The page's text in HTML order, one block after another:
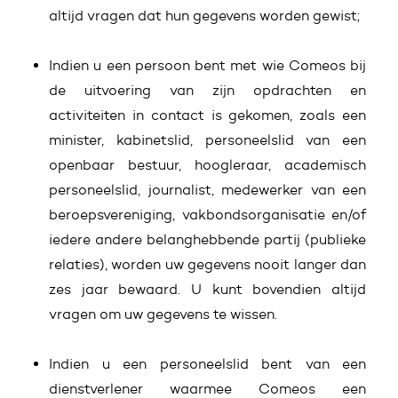
altijd vragen dat hun gegevens worden gewist;
Indien u een persoon bent met wie Comeos bij
de uitvoering van zijn opdrachten en
activiteiten in contact is gekomen, zoals een
minister, kabinetslid, personeelslid van een
openbaar bestuur, hoogleraar, academisch
personeelslid, journalist, medewerker van een
beroepsvereniging, vakbondsorganisatie en/of
iedere andere belanghebbende partij (publieke
relaties), worden uw gegevens nooit langer dan
zes jaar bewaard. U kunt bovendien altijd
vragen om uw gegevens te wissen.
Indien u een personeelslid bent van een
dienstverlener waarmee Comeos een